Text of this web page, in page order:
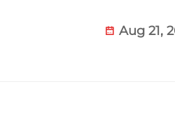
Aug 21,